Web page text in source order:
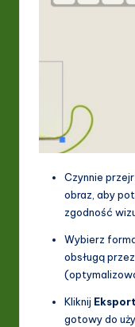
Czynnie
obraz, aby
zgodność
Wybierz
obsługą
Kliknij Eksport
gotowy do